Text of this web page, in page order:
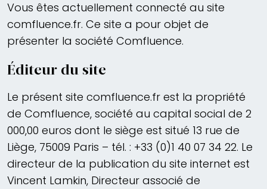
Vous êtes actuellement connecté au site
comfluence.fr. Ce site a pour objet de
présenter la société Comfluence.
Éditeur du site
Le présent site comfluence.fr est la propriété
de Comfluence, société au capital social de 2
000,00 euros dont le siège est situé 13 rue de
Liège, 75009 Paris – tél. : +33 (0)1 40 07 34 22. Le
directeur de la publication du site internet est
Vincent Lamkin, Directeur associé de